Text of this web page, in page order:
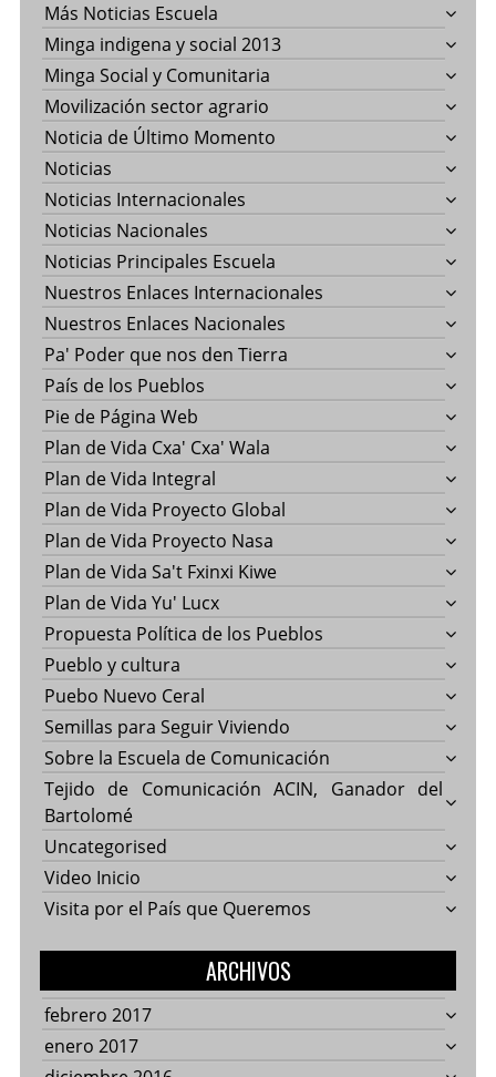
Más Noticias Escuela
Minga indigena y social 2013
Minga Social y Comunitaria
Movilización sector agrario
Noticia de Último Momento
Noticias
Noticias Internacionales
Noticias Nacionales
Noticias Principales Escuela
Nuestros Enlaces Internacionales
Nuestros Enlaces Nacionales
Pa' Poder que nos den Tierra
País de los Pueblos
Pie de Página Web
Plan de Vida Cxa' Cxa' Wala
Plan de Vida Integral
Plan de Vida Proyecto Global
Plan de Vida Proyecto Nasa
Plan de Vida Sa't Fxinxi Kiwe
Plan de Vida Yu' Lucx
Propuesta Política de los Pueblos
Pueblo y cultura
Puebo Nuevo Ceral
Semillas para Seguir Viviendo
Sobre la Escuela de Comunicación
Tejido de Comunicación ACIN, Ganador del
Bartolomé
Uncategorised
Video Inicio
Visita por el País que Queremos
ARCHIVOS
febrero 2017
enero 2017